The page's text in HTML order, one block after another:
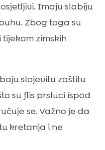
Imaju slabiju
Zbog toga su
zimskih
slojevitu zaštitu
su flis prsluci ispod
se. Važno je da
kretanja i ne